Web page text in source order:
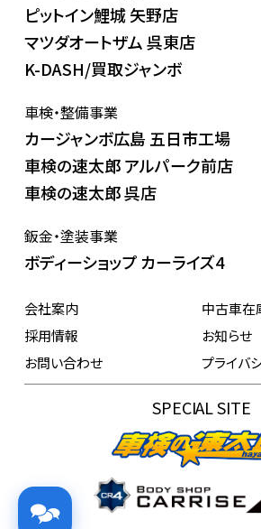
ピットイン鯉城 矢野店
マツダオートザム 呉東店
K-DASH/買取ジャンボ
車検・整備事業
カージャンボ広島 五日市工場
車検の速太郎 アルパーク前店
車検の速太郎 呉店
鈑金・塗装事業
ボディーショップ カーライズ4
会社案内
中古車在
採用情報
お知らせ
お問い合わせ
プライバ
SPECIAL SITE